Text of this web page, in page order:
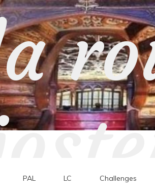
PAL LC Challenges